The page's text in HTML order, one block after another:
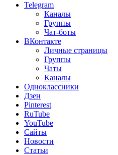
Telegram
Каналы
Группы
Чат-боты
ВКонтакте
Личные страницы
Группы
Чаты
Каналы
Одноклассники
Дзен
Pinterest
RuTube
YouTube
Сайты
Новости
Статьи